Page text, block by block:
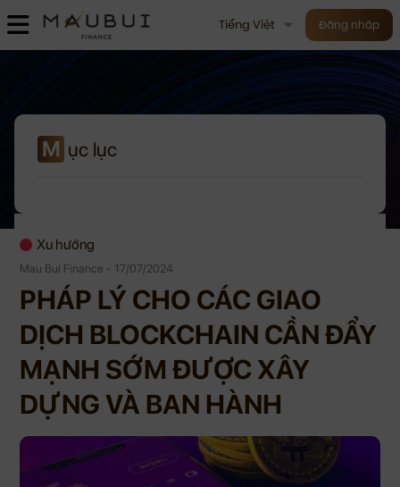
Tiếng Việt Đăng nhập
M ục lục
Xu hướng
Mau Bui Finance - 17/07/2024
PHÁP LÝ CHO CÁC GIAO
DỊCH BLOCKCHAIN CẦN ĐẨY
MẠNH SỚM ĐƯỢC XÂY
DỰNG VÀ BAN HÀNH